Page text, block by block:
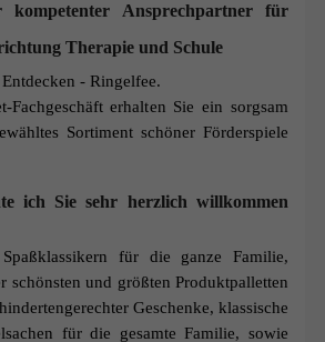
Ansprechpartner für
Therapie und Schule
- Ringelfee.
Fachgeschäft erhalten Sie ein sorgsam
Sortiment schöner Förderspiele
ich Sie sehr herzlich willkommen
für die ganze Familie,
schönsten und größten Produktpalletten
Geschenke, klassische
für die gesamte Familie, sowie